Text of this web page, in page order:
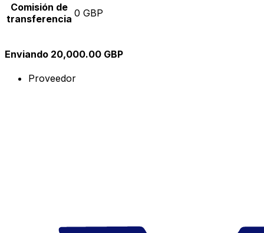
Comisión de
transferencia 0 GBP
Enviando 20,000.00 GBP
Proveedor